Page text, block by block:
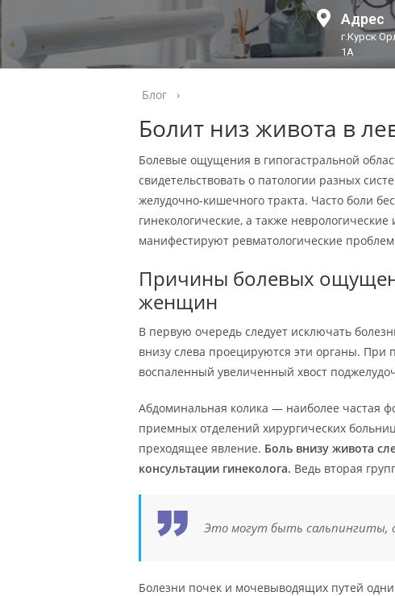
Адрес
г.Курск
1А
Блог ›
Болит низ живота в
Болевые ощущения в гипогастральной
свидетельствовать о патологии разных
желудочно-кишечного тракта. Часто боли
гинекологические, а также
манифестируют ревматологические
Причины болевых
женщин
В первую очередь следует исключать
внизу слева проецируются эти органы. При
воспаленный увеличенный хвост
Абдоминальная колика — наиболее частая
приемных отделений хирургических
преходящее явление. Боль внизу живота
консультации гинеколога. Ведь вторая
Это могут быть сальпингиты,
Болезни почек и мочевыводящих путей